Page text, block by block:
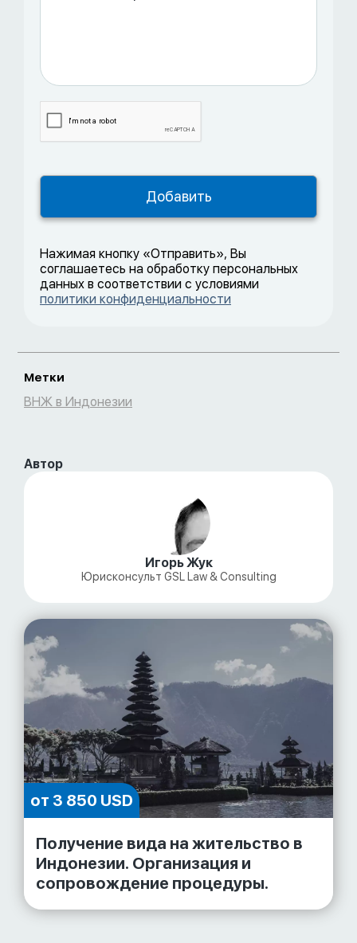
Нажимая кнопку «Отправить», Вы
соглашаетесь на обработку персональных
данных в соответствии с условиями
политики конфиденциальности
Метки
ВНЖ в Индонезии
Автор
Игорь Жук
Юрисконсульт GSL Law & Consulting
от 3 850 USD
Получение вида на жительство в
Индонезии. Организация и
сопровождение процедуры.